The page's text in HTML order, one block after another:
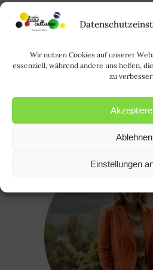
Wir nutzen Cookies auf unserer
essenziell, während andere uns helfen,
zu
Ablehnen
Einstellungen
browser até a próxima vez que
speichern, bis ich das